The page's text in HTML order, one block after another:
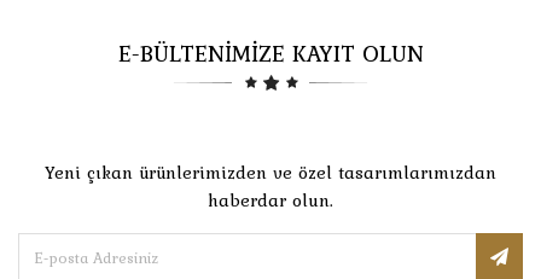
E-BÜLTENİMİZE KAYIT OLUN
Yeni çıkan ürünlerimizden ve özel tasarımlarımızdan
haberdar olun.